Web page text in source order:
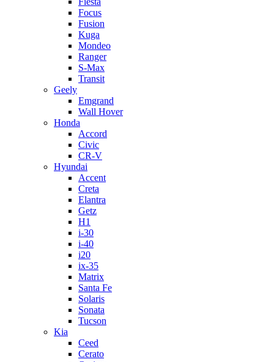
Focus
Fusion
Kuga
Mondeo
Ranger
S-Max
Transit
Geely
Emgrand
Wall Hover
Honda
Accord
Civic
CR-V
Hyundai
Accent
Creta
Elantra
Getz
H1
i-30
i-40
i20
ix-35
Matrix
Santa Fe
Solaris
Sonata
Tucson
Kia
Ceed
Cerato